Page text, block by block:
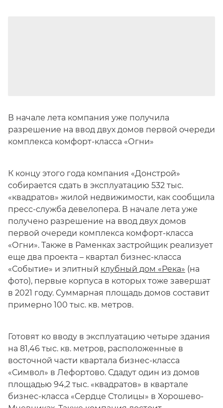
В начале лета компания уже получила
разрешение на ввод двух домов первой очереди
комплекса комфорт-класса «Огни»
К концу этого года компания «Донстрой»
собирается сдать в эксплуатацию 532 тыс.
«квадратов» жилой недвижимости, как сообщила
пресс-служба девелопера. В начале лета уже
получено разрешение на ввод двух домов
первой очереди комплекса комфорт-класса
«Огни». Также в Раменках застройщик реализует
еще два проекта – квартал бизнес-класса
«Событие» и элитный клубный дом «Река» (на
фото), первые корпуса в которых тоже завершат
в 2021 году. Суммарная площадь домов составит
примерно 100 тыс. кв. метров.
Готовят ко вводу в эксплуатацию четыре здания
на 81,46 тыс. кв. метров, расположенные в
восточной части квартала бизнес-класса
«Символ» в Лефортово. Сдадут один из домов
площадью 94,2 тыс. «квадратов» в квартале
бизнес-класса «Сердце Столицы» в Хорошево-